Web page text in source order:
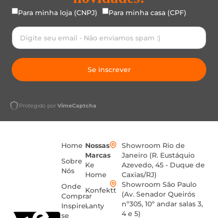
Para minha loja (CNPJ) Para minha casa (CPF)
Se inscrever
Protegido por VimeCaptcha
Home
Sobre
Nós
Onde
Comprar
Inspire-
se
Nossas
Marcas
Ke
Home
Konfektt
Lanty
Showroom Rio de
Janeiro (R. Eustáquio
Azevedo, 45 - Duque de
Caxias/RJ)
Showroom São Paulo
(Av. Senador Queirós
nº305, 10º andar salas 3,
4 e 5)